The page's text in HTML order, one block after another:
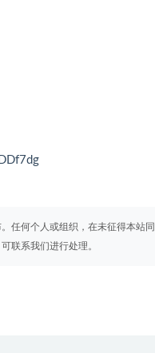
任何个人或组织，在未征得本站
联系我们进行处理。